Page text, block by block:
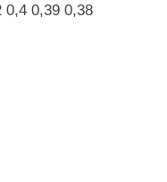
0,4 0,39 0,38